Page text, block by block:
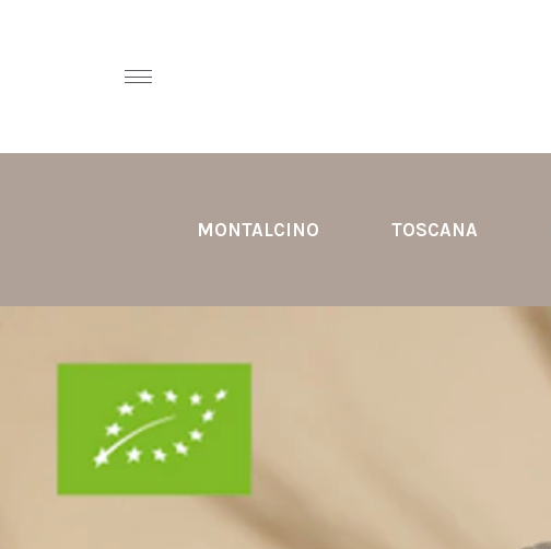
MONTALCINO TOSCANA